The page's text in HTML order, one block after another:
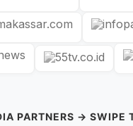
PARTNERS → SWIPE